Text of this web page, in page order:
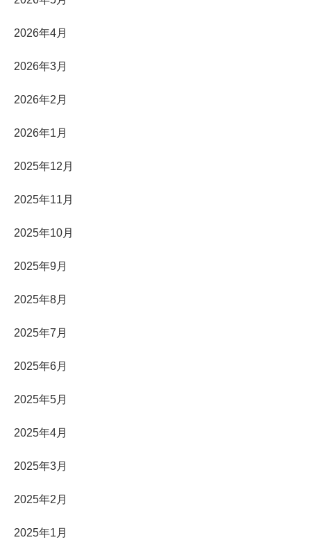
2026年4月
2026年3月
2026年2月
2026年1月
2025年12月
2025年11月
2025年10月
2025年9月
2025年8月
2025年7月
2025年6月
2025年5月
2025年4月
2025年3月
2025年2月
2025年1月